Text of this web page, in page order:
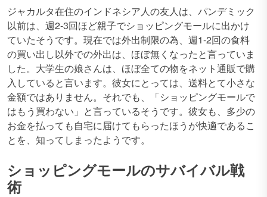
ジャカルタ在住のインドネシア人の友人は、パンデミック
以前は、週2-3回ほど親子でショッピングモールに出かけ
ていたそうです。現在では外出制限の為、週1-2回の食料
の買い出し以外での外出は、ほぼ無くなったと言っていま
した。大学生の娘さんは、ほぼ全ての物をネット通販で購
入していると言います。彼女にとっては、送料とて小さな
金額ではありません。それでも、「ショッピングモールで
はもう買わない」と言っているそうです。彼女も、多少の
お金を払っても自宅に届けてもらったほうが快適であるこ
とを、知ってしまったようです。
ショッピングモールのサバイバル戦
術